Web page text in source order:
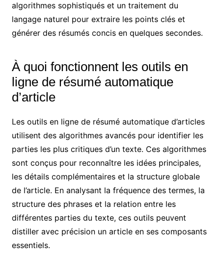
algorithmes sophistiqués et un traitement du
langage naturel pour extraire les points clés et
générer des résumés concis en quelques secondes.
À quoi fonctionnent les outils en
ligne de résumé automatique
d’article
Les outils en ligne de résumé automatique d’articles
utilisent des algorithmes avancés pour identifier les
parties les plus critiques d’un texte. Ces algorithmes
sont conçus pour reconnaître les idées principales,
les détails complémentaires et la structure globale
de l’article. En analysant la fréquence des termes, la
structure des phrases et la relation entre les
différentes parties du texte, ces outils peuvent
distiller avec précision un article en ses composants
essentiels.